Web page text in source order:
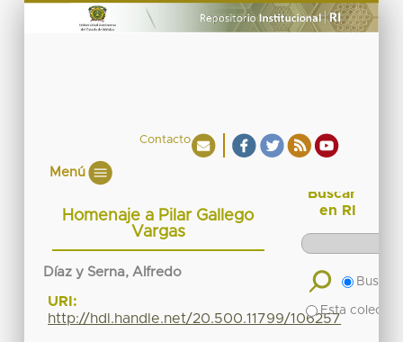
Contacto
Menú
Homenaje a Pilar Gallego
Vargas
Díaz y Serna, Alfredo
URI:
http://hdl.handle.net/20.500.11799/106257
Buscar
en RI
Buscar
Esta